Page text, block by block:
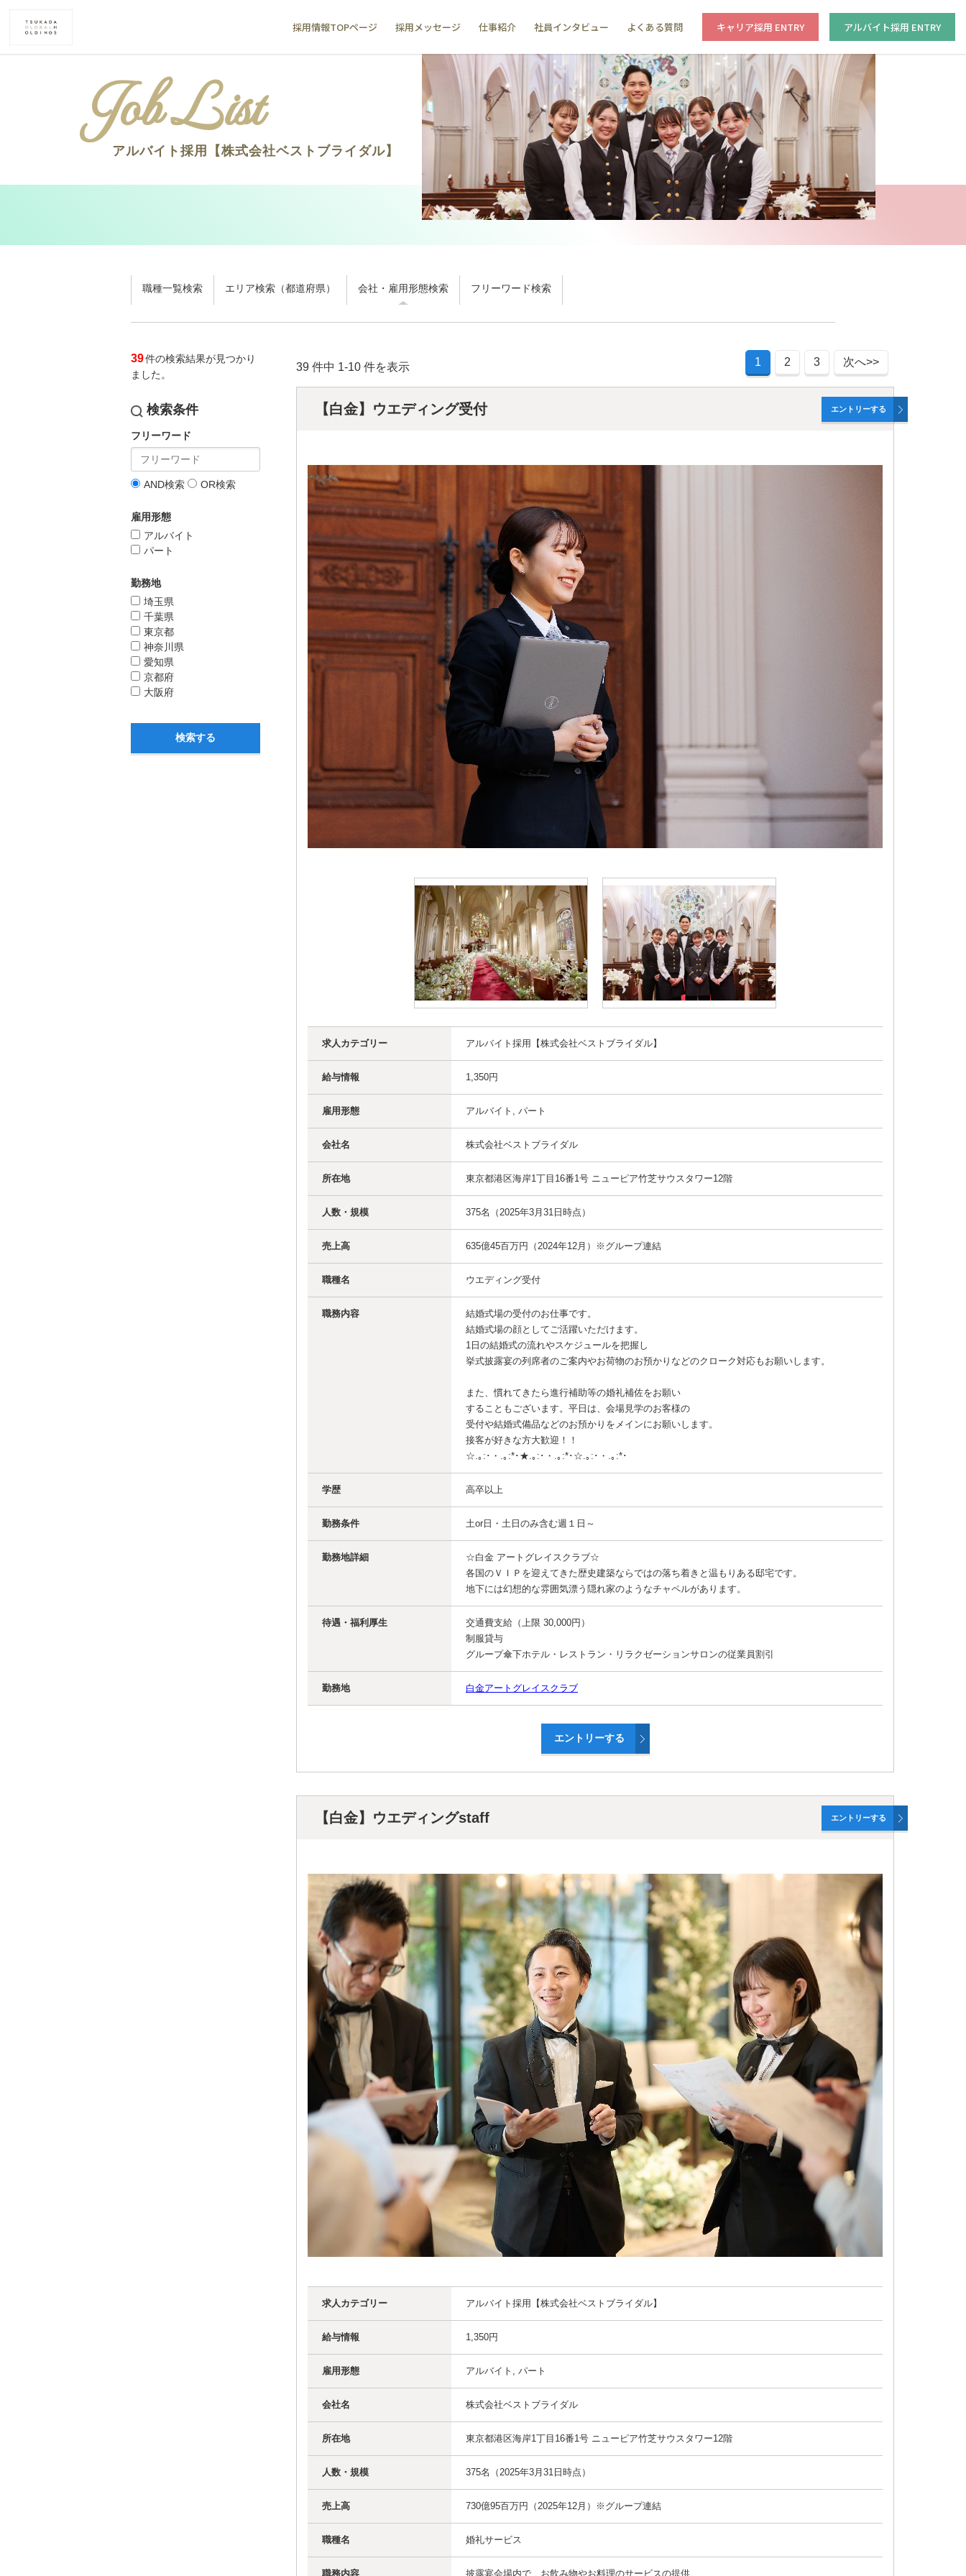
採用情報TOPページ 採用メッセージ 仕事紹介 社員インタビュー よくある質問 キャリア採用 ENTRY アルバイト採用 ENTRY
アルバイト採用【株式会社ベストブライダル】
職種一覧検索 エリア検索（都道府県） 会社・雇用形態検索 フリーワード検索
検索条件
フリーワード
AND検索 OR検索
雇用形態
アルバイト
パート
勤務地
埼玉県
千葉県
東京都
神奈川県
愛知県
京都府
大阪府
39件の検索結果が見つかり
ました。
39 件中 1-10 件を表示 1 2 3 次へ>>
【白金】ウエディング受付
求人カテゴリー アルバイト採用【株式会社ベストブライダル】
給与情報 1,350円
雇用形態 アルバイト, パート
会社名 株式会社ベストブライダル
所在地 東京都港区海岸1丁目16番1号 ニューピア竹芝サウスタワー12階
人数・規模 375名（2025年3月31日時点）
売上高 635億45百万円（2024年12月）※グループ連結
職種名 ウエディング受付
職務内容
結婚式場の受付のお仕事です。
結婚式場の顔としてご活躍いただけます。
1日の結婚式の流れやスケジュールを把握し
挙式披露宴の列席者のご案内やお荷物のお預かりなどのクローク対応もお願いします。
また、慣れてきたら進行補助等の婚礼補佐をお願い
することもございます。平日は、会場見学のお客様の
受付や結婚式備品などのお預かりをメインにお願いします。
接客が好きな方大歓迎！！
☆.｡:･・.｡:*･★.｡:･・.｡:*･☆.｡:･・.｡:*･
学歴 高卒以上
勤務条件 土or日・土日のみ含む週１日～
勤務地詳細
☆白金 アートグレイスクラブ☆
各国のＶＩＰを迎えてきた歴史建築ならではの落ち着きと温もりある邸宅です。
地下には幻想的な雰囲気漂う隠れ家のようなチャペルがあります。
待遇・福利厚生
交通費支給（上限 30,000円）
制服貸与
グループ傘下ホテル・レストラン・リラクゼーションサロンの従業員割引
勤務地 白金アートグレイスクラブ
【白金】ウエディングstaff
求人カテゴリー アルバイト採用【株式会社ベストブライダル】
給与情報 1,350円
雇用形態 アルバイト, パート
会社名 株式会社ベストブライダル
所在地 東京都港区海岸1丁目16番1号 ニューピア竹芝サウスタワー12階
人数・規模 375名（2025年3月31日時点）
売上高 730億95百万円（2025年12月）※グループ連結
職種名 婚礼サービス
職務内容 披露宴会場内で、お飲み物やお料理のサービスの提供